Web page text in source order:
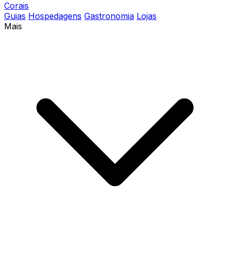
Corais
Guias Hospedagens Gastronomia Lojas
Mais